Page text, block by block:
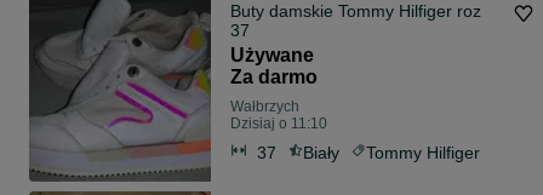
Buty damskie Tommy Hilfiger roz
37
Używane
Za darmo
Wałbrzych
Dzisiaj o 11:10
37 Biały Tommy Hilfiger